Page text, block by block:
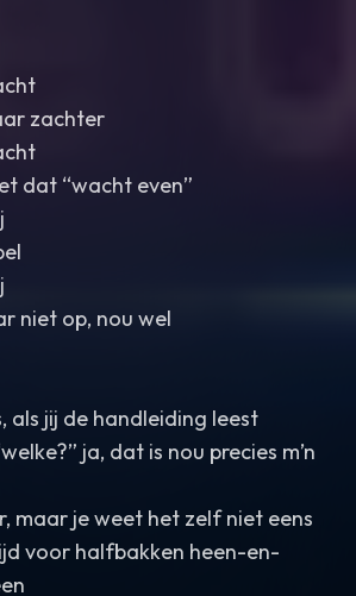
zachter
dat “wacht even”
niet op, nou wel
als jij de handleiding leest
ja, dat is nou precies m’n
maar je weet het zelf niet eens
voor halfbakken heen-en-